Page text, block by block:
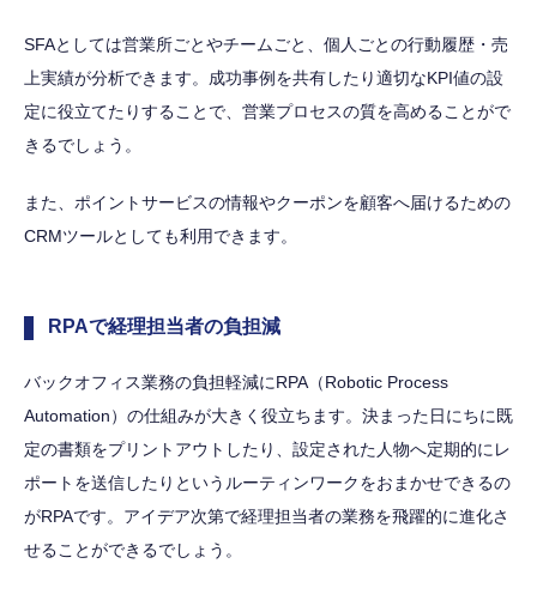
SFAとしては営業所ごとやチームごと、個人ごとの行動履歴・売
上実績が分析できます。成功事例を共有したり適切なKPI値の設
定に役立てたりすることで、営業プロセスの質を高めることがで
きるでしょう。
また、ポイントサービスの情報やクーポンを顧客へ届けるための
CRMツールとしても利用できます。
RPAで経理担当者の負担減
バックオフィス業務の負担軽減にRPA（Robotic Process
Automation）の仕組みが大きく役立ちます。決まった日にちに既
定の書類をプリントアウトしたり、設定された人物へ定期的にレ
ポートを送信したりというルーティンワークをおまかせできるの
がRPAです。アイデア次第で経理担当者の業務を飛躍的に進化さ
せることができるでしょう。